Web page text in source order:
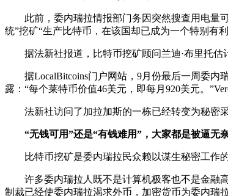
此前，委内瑞拉情报部门务因突然搜查用电量可
统”挖矿“生产比特币，在该国却已成为一个特别有利
据法新社报道，比特币挖矿顾问兰迪·布里托估
据LocalBitcoins门户网站，9月份最后一周委内瑞
露：“每个莱特币价值46美元，即每月920美元。
法新社访问了加拉加斯的一栋已经转变为秘密采
“无钱可用”还是“有钱难用”，大家都是被逼无
比特币挖矿是委内瑞拉民众赖以谋生秘密工作的
许多委内瑞拉人既不是计算机极客也不是金融高
制裁已经使委内瑞拉渴求外币，加密货币为委内瑞